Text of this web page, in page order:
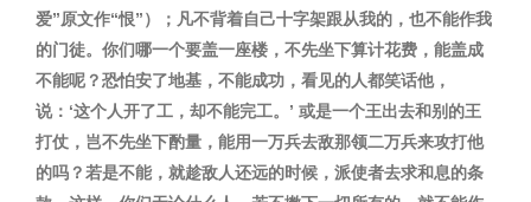
爱”原文作“恨”）；凡不背着自己十字架跟从我的，也不能作我
的门徒。你们哪一个要盖一座楼，不先坐下算计花费，能盖成
不能呢？恐怕安了地基，不能成功，看见的人都笑话他，
说： ‘这个人开了工，却不能完工。 ’ 或是一个王出去和别的王
打仗，岂不先坐下酌量，能用一万兵去敌那领二万兵来攻打他
的吗？若是不能，就趁敌人还远的时候，派使者去求和息的条